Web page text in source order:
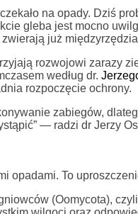
na opady. Dziś
gleba jest mocno
już międzyrzędzia
rozwojowi zarazy
według dr.
rozpoczęcie ochrony.
zabiegów,
— radzi dr Jerzy
opadami. To
(Oomycota),